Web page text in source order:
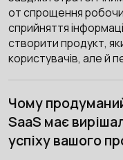
от спрощення
сприйняття
створити продукт,
користувачів, але й
Чому
SaaS має
успіху вашого